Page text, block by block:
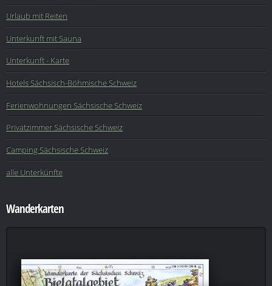
Urlaub mit Reiten
Unterkunft mit Sauna
Unterkunft - Karte
Hotels Sächsisch-Böhmische Schweiz
Ferienwohnungen Sächsische Schweiz
Privatzimmer Sächsische Schweiz
Camping Sächsische Schweiz
alle Unterkünfte
Wanderkarten